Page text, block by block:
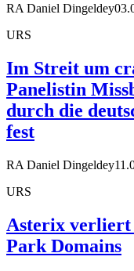
RA Daniel Dingeldey
URS
Im Streit um
Panelistin
durch die
fest
RA Daniel Dingeldey
URS
Asterix verliert
Park Domains